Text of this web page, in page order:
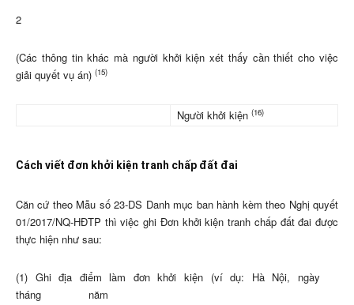
2
(Các thông tin khác mà người khởi kiện xét thấy cần thiết cho việc
giải quyết vụ án) (15)
Người khởi kiện (16)
Cách viết đơn khởi kiện tranh chấp đất đai
Căn cứ theo Mẫu số 23-DS Danh mục ban hành kèm theo Nghị quyết
01/2017/NQ-HĐTP thì việc ghi Đơn khởi kiện tranh chấp đất đai được
thực hiện như sau:
(1) Ghi địa điểm làm đơn khởi kiện (ví dụ: Hà Nội, ngày
tháng năm